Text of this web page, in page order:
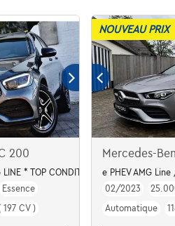
200
LINE * TOP CONDITION / 1HD. *
Essence
197 CV )
NOUVEAU PRIX
Mercedes-
e PHEV AMG
02/2023
Automatique